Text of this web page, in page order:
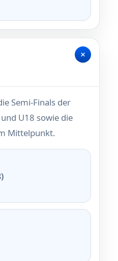
+
Semi-Finals der
U18 sowie die
Mittelpunkt.